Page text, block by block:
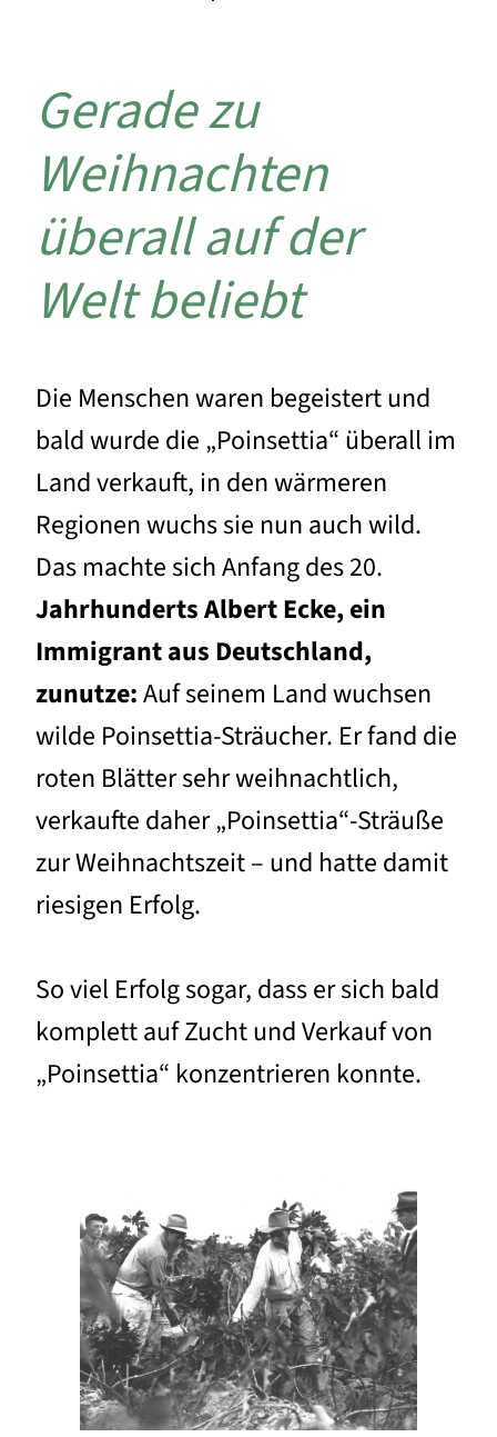
Gerade zu
Weihnachten
überall auf der
Welt beliebt
Die Menschen waren begeistert und
bald wurde die „Poinsettia“ überall im
Land verkauft, in den wärmeren
Regionen wuchs sie nun auch wild.
Das machte sich Anfang des 20.
Jahrhunderts Albert Ecke, ein
Immigrant aus Deutschland,
zunutze:Auf seinem Land wuchsen
wilde Poinsettia-Sträucher. Er fand die
roten Blätter sehr weihnachtlich,
verkaufte daher „Poinsettia“-Sträuße
zur Weihnachtszeit – und hatte damit
riesigen Erfolg.
So viel Erfolg sogar, dass er sich bald
komplett auf Zucht und Verkauf von
„Poinsettia“ konzentrieren konnte.